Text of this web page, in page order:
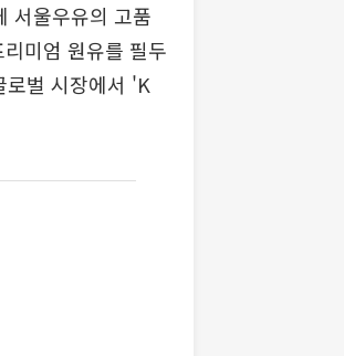
서울우유의 고품
미엄 원유를 필두
로벌 시장에서 'K